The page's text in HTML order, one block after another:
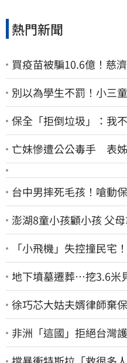
熱門新聞
買疫苗被騙10.6億！慈
別以為學生不罰！小三
保全「拒倒垃圾」：我
亡妹慘遭公公毒手 表
台中男摔死毛孩！嗆動
澎湖8童小孩顧小孩 父
「小飛機」失控撞民宅
地下墳墓遷葬…挖3.6米
徐巧芯大姑夫婿律師棄
非洲「這國」拒絕台灣
了：持續交涉聯繫